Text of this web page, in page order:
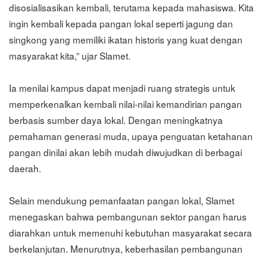
disosialisasikan kembali, terutama kepada mahasiswa. Kita
ingin kembali kepada pangan lokal seperti jagung dan
singkong yang memiliki ikatan historis yang kuat dengan
masyarakat kita,” ujar Slamet.
Ia menilai kampus dapat menjadi ruang strategis untuk
memperkenalkan kembali nilai-nilai kemandirian pangan
berbasis sumber daya lokal. Dengan meningkatnya
pemahaman generasi muda, upaya penguatan ketahanan
pangan dinilai akan lebih mudah diwujudkan di berbagai
daerah.
Selain mendukung pemanfaatan pangan lokal, Slamet
menegaskan bahwa pembangunan sektor pangan harus
diarahkan untuk memenuhi kebutuhan masyarakat secara
berkelanjutan. Menurutnya, keberhasilan pembangunan